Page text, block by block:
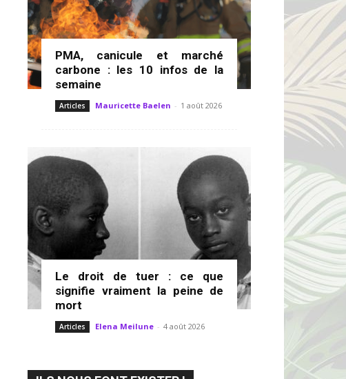
PMA, canicule et marché
carbone : les 10 infos de la
semaine
Articles Mauricette Baelen - 1 août 2026
Le droit de tuer : ce que
signifie vraiment la peine de
mort
Articles Elena Meilune - 4 août 2026